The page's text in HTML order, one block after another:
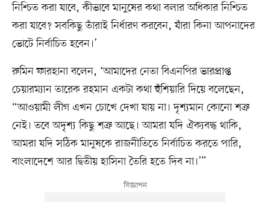
নিশ্চিত করা যাবে, কীভাবে মানুষের কথা বলার অধিকার নিশ্চিত
করা যাবে? সবকিছু তাঁরাই নির্ধারণ করবেন, যাঁরা কিনা আপনাদের
ভোটে নির্বাচিত হবেন।’
রুমিন ফারহানা বলেন, ‘আমাদের নেতা বিএনপির ভারপ্রাপ্ত
চেয়ারম্যান তারেক রহমান একটা কথা হুঁশিয়ারি দিয়ে বলেছেন,
“আওয়ামী লীগ এখন চোখে দেখা যায় না। দৃশ্যমান কোনো শত্রু
নেই। তবে অদৃশ্য কিছু শত্রু আছে। আমরা যদি ঐক্যবদ্ধ থাকি,
আমরা যদি সঠিক মানুষকে রাজনীতিতে নির্বাচিত করতে পারি,
বাংলাদেশে আর দ্বিতীয় হাসিনা তৈরি হতে দিব না।’”